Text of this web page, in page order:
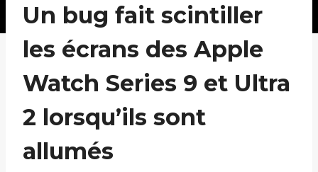
Un bug fait scintiller
les écrans des Apple
Watch Series 9 et Ultra
2 lorsqu’ils sont
allumés